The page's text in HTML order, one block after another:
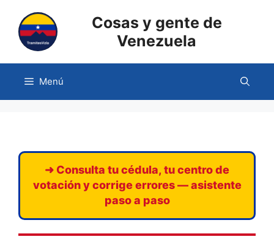
contenido
Cosas y gente de
Venezuela
Menú
➜ Consulta tu cédula, tu centro de
votación y corrige errores — asistente
paso a paso